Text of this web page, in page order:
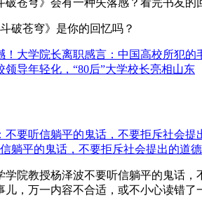
破苍穹》是你的回忆吗？
！大学院长离职感言：中国高校所犯的
领导年轻化，“80后”大学校长亮相山东
躺平的鬼话，不要拒斥社会提出的道
学院教授杨泽波不要听信躺平的鬼话
儿，万一内容不合适，或不小心读错了